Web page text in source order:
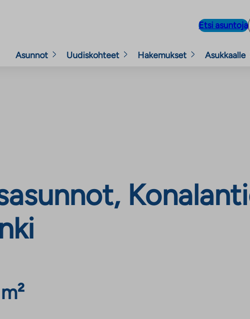
Etsi asuntoja
Asunnot Uudiskohteet Hakemukset Asukkaalle